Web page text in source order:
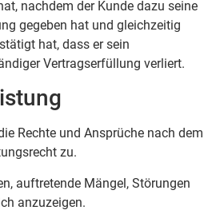
nachdem der Kunde dazu seine
gegeben hat und gleichzeitig
hat, dass er sein
Vertragserfüllung verliert.
Rechte und Ansprüche nach dem
zu.
auftretende Mängel, Störungen
anzuzeigen.